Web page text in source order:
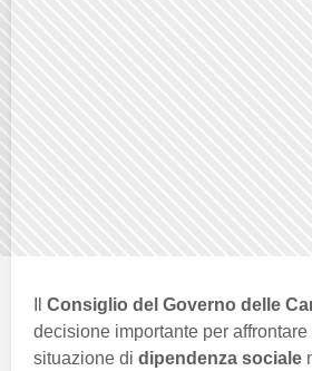
Consiglio del Governo delle
decisione importante per
situazione di dipendenza sociale